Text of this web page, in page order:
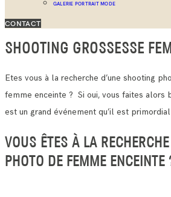
GALERIE PORTRAIT MODE
CONTACT
SHOOTING GROSSESSE
Etes vous à la recherche d’une shooting
femme enceinte ? Si oui, vous faites alors
est un grand événement qu’il est
VOUS ÊTES À LA
PHOTO DE FEMME ENCEINTE